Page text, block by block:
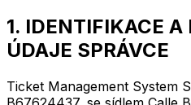
1. IDENTIFIKACE
ÚDAJE SPRÁVCE
Ticket Management System